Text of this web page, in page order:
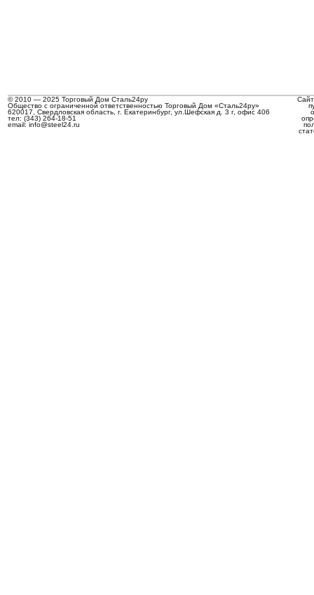
© 2010 — 2025 Торговый Дом Сталь24ру
Общество с ограниченной ответственностью Торговый Дом «Сталь24ру»
620017, Свердловская область, г. Екатеринбург, ул.Шефская д. 3 г, офис 406
тел: (343) 264-18-51
email: info@steel24.ru